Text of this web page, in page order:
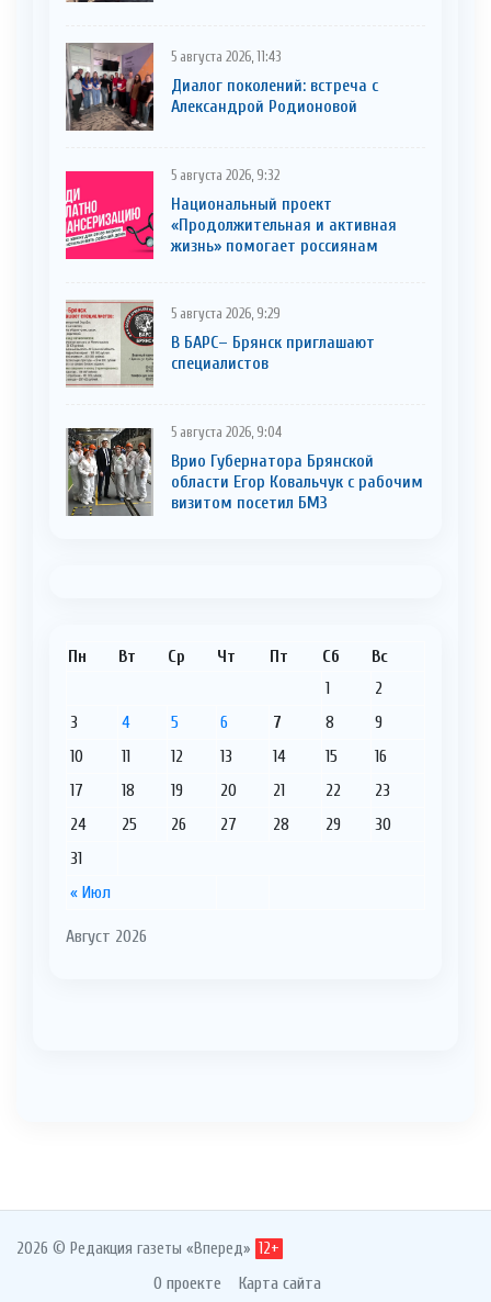
5 августа 2026, 11:43
Диалог поколений: встреча с
Александрой Родионовой
5 августа 2026, 9:32
Национальный проект
«Продолжительная и активная
жизнь» помогает россиянам
5 августа 2026, 9:29
В БАРС– Брянcк приглaшают
cпециaлистoв
5 августа 2026, 9:04
Врио Губернатора Брянской
области Егор Ковальчук с рабочим
визитом посетил БМЗ
Август 2026
Пн Вт Ср Чт Пт Сб Вс
« Июл
1
2
3
4 5 6 7 8
9
10
11 12 13 14 15
16
17
18 19 20 21 22
23
24
25 26 27 28 29
30
31
2026 © Редакция газеты «Вперед» 12+
О проекте Карта сайта